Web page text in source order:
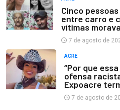
Cinco
entre carro e
vítimas
7 de agosto de
ACRE
“Por que
ofensa
Expoacre
7 de agosto de